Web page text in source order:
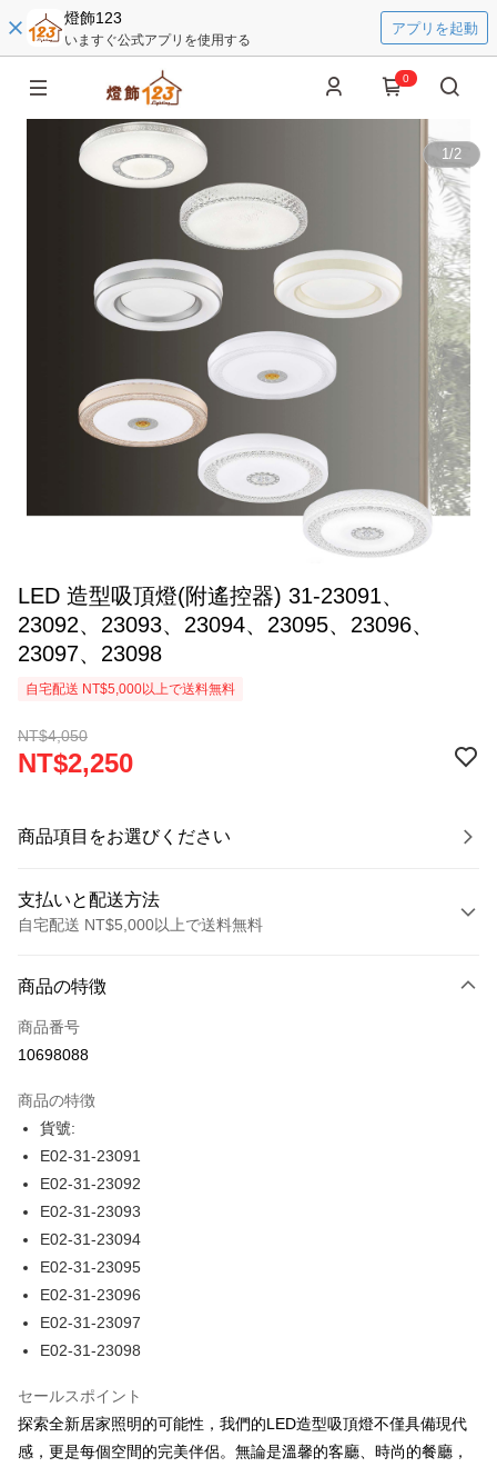
燈飾123
いますぐ公式アプリを使用する
アプリを起動
0
1/2
LED 造型吸頂燈(附遙控器) 31-23091、
23092、23093、23094、23095、23096、
23097、23098
自宅配送 NT$5,000以上で送料無料
NT$4,050
NT$2,250
商品項目をお選びください
支払いと配送方法
自宅配送 NT$5,000以上で送料無料
クレジットカード1回払い
LINE Pay
JKOPAY
Easy Wallet
Plus Pay
AFTEE代金後払い
説明
一、 AFTEE代金後払いについて
1.お支払い方法でAFTEE代金後払いを選択すると、携帯電話認証ウィンド
2.SMSで認証してお支払い手続を進めてください。
す。
4.ご注文が完了すると、携帯に支払い通知のSMSが届きます。アプリ会員
の場合は、AFTEE アプリプッシュ通知が届きます。
5.商品受け取り時のお支払いは不要です。商品を確かめてから、SMSまた
宅配
配送毎にNT$180、NT$5,000以上で送料無料
商品の特徴
商品番号
10698088
商品の特徴
貨號:
E02-31-23091
E02-31-23092
E02-31-23093
E02-31-23094
E02-31-23095
E02-31-23096
E02-31-23097
E02-31-23098
セールスポイント
探索全新居家照明的可能性，我們的LED造型吸頂燈不僅具備現代
感，更是每個空間的完美伴侶。無論是溫馨的客廳、時尚的餐廳，